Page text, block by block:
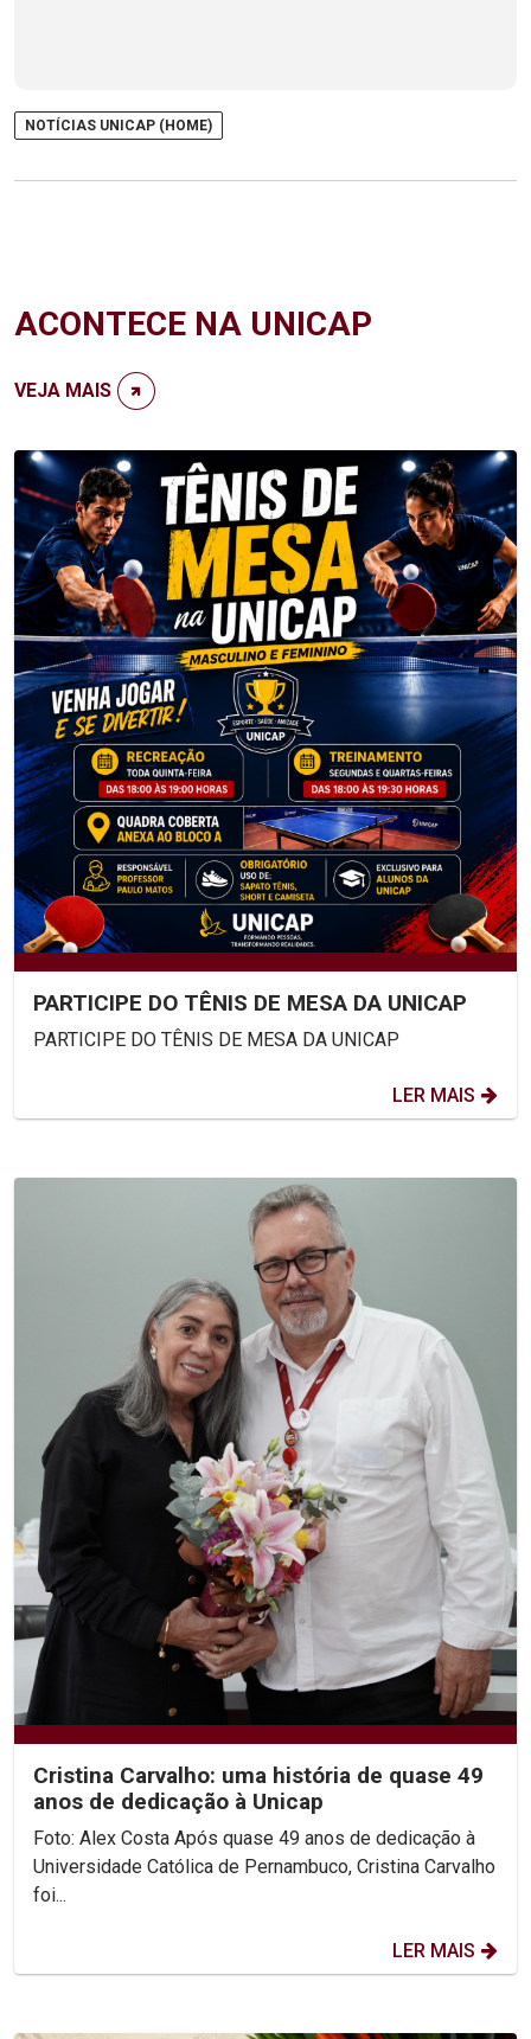
NOTÍCIAS UNICAP (HOME)
ACONTECE NA UNICAP
VEJA MAIS
PARTICIPE DO TÊNIS DE MESA DA UNICAP
PARTICIPE DO TÊNIS DE MESA DA UNICAP
LER MAIS
Cristina Carvalho: uma história de quase 49
anos de dedicação à Unicap
Foto: Alex Costa Após quase 49 anos de dedicação à
Universidade Católica de Pernambuco, Cristina Carvalho
foi...
LER MAIS